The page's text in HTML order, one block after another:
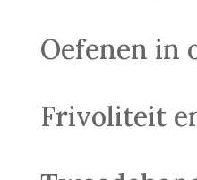
Oefenen in
Frivoliteit